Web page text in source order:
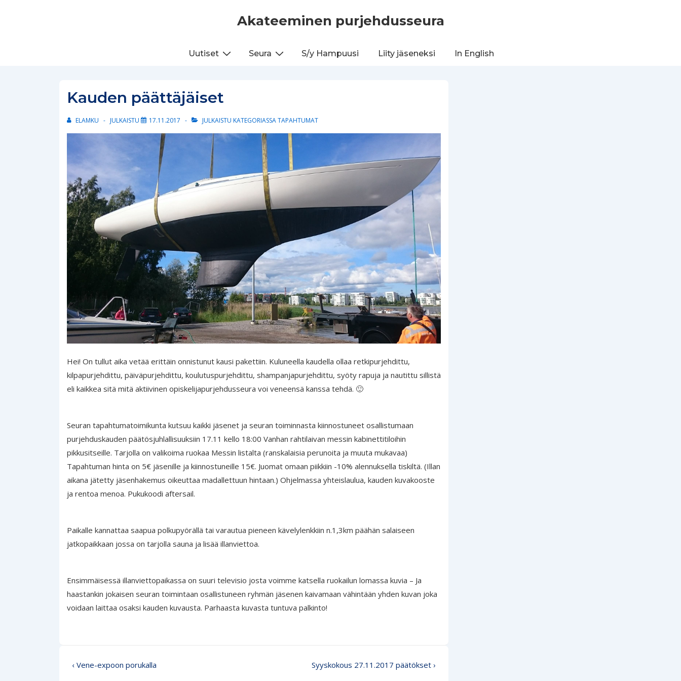
Akateeminen purjehdusseura
Päänavigaatio
Uutiset Seura S/y Hampuusi Liity jäseneksi In English
Kauden päättäjäiset
ELAMKU JULKAISTU 17.11.2017 JULKAISTU KATEGORIASSATAPAHTUMAT
Hei! On tullut aika vetää erittäin onnistunut kausi pakettiin. Kuluneella kaudella ollaa retkipurjehdittu,
kilpapurjehdittu, päiväpurjehdittu, koulutuspurjehdittu, shampanjapurjehdittu, syöty rapuja ja nautittu sillistä
eli kaikkea sitä mitä aktiivinen opiskelijapurjehdusseura voi veneensä kanssa tehdä. 🙂
Seuran tapahtumatoimikunta kutsuu kaikki jäsenet ja seuran toiminnasta kiinnostuneet osallistumaan
purjehduskauden päätösjuhlallisuuksiin 17.11 kello 18:00 Vanhan rahtilaivan messin kabinettitiloihin
pikkusitseille. Tarjolla on valikoima ruokaa Messin listalta (ranskalaisia perunoita ja muuta mukavaa)
Tapahtuman hinta on 5€ jäsenille ja kiinnostuneille 15€. Juomat omaan piikkiin -10% alennuksella tiskiltä. (Illan
aikana jätetty jäsenhakemus oikeuttaa madallettuun hintaan.) Ohjelmassa yhteislaulua, kauden kuvakooste
ja rentoa menoa. Pukukoodi aftersail.
Paikalle kannattaa saapua polkupyörällä tai varautua pieneen kävelylenkkiin n.1,3km päähän salaiseen
jatkopaikkaan jossa on tarjolla sauna ja lisää illanviettoa.
Ensimmäisessä illanviettopaikassa on suuri televisio josta voimme katsella ruokailun lomassa kuvia – Ja
haastankin jokaisen seuran toimintaan osallistuneen ryhmän jäsenen kaivamaan vähintään yhden kuvan joka
voidaan laittaa osaksi kauden kuvausta. Parhaasta kuvasta tuntuva palkinto!
Artikkelien
Edellinen
‹ Vene-expoon porukalla
Seuraava
Syyskokous 27.11.2017 päätökset ›